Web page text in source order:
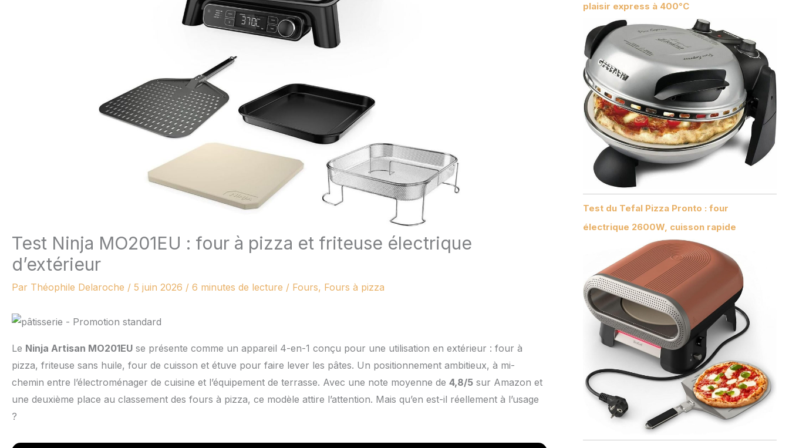
Test Ninja MO201EU : four à pizza et friteuse électrique
d’extérieur
Par Théophile Delaroche / 5 juin 2026 / 6 minutes de lecture / Fours, Fours à pizza
Le Ninja Artisan MO201EU se présente comme un appareil 4-en-1 conçu pour une utilisation en extérieur : four à
pizza, friteuse sans huile, four de cuisson et étuve pour faire lever les pâtes. Un positionnement ambitieux, à mi-
chemin entre l’électroménager de cuisine et l’équipement de terrasse. Avec une note moyenne de 4,8/5 sur Amazon et
une deuxième place au classement des fours à pizza, ce modèle attire l’attention. Mais qu’en est-il réellement à l’usage
?
plaisir express à 400°C
Test du Tefal Pizza Pronto : four
électrique 2600W, cuisson rapide